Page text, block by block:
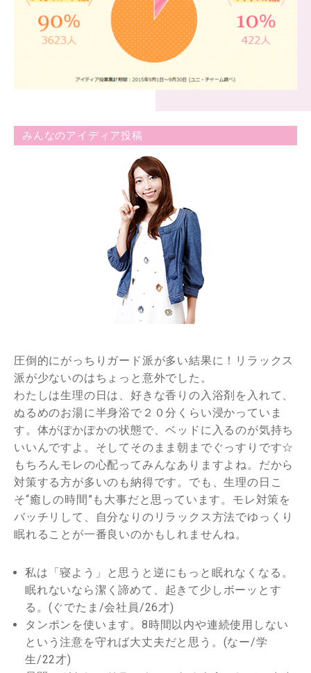
みんなのアイディア投稿
圧倒的にがっちりガード派が多い結果に！リラックス
派が少ないのはちょっと意外でした。
わたしは生理の日は、好きな香りの入浴剤を入れて、
ぬるめのお湯に半身浴で２０分くらい浸かっていま
す。体がぽかぽかの状態で、ベッドに入るのが気持ち
いいんですよ。そしてそのまま朝までぐっすりです☆
もちろんモレの心配ってみんなありますよね。だから
対策する方が多いのも納得です。でも、生理の日こ
そ“癒しの時間”も大事だと思っています。モレ対策を
バッチリして、自分なりのリラックス方法でゆっくり
眠れることが一番良いのかもしれませんね。
私は「寝よう」と思うと逆にもっと眠れなくなる。
眠れないなら潔く諦めて、起きて少しボーッとす
る。(ぐでたま/会社員/26才)
タンポンを使います。8時間以内や連続使用しない
という注意を守れば大丈夫だと思う。(なー/学
生/22才)